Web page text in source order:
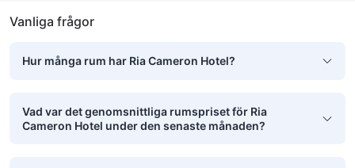
Vanliga frågor
Hur många rum har Ria Cameron Hotel?
Vad var det genomsnittliga rumspriset för Ria
Cameron Hotel under den senaste månaden?